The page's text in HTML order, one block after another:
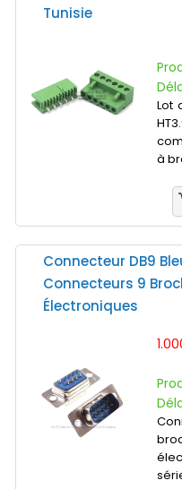
Tunisie
Lot
à
Connecteur DB9
Connecteurs 9
Électroniques